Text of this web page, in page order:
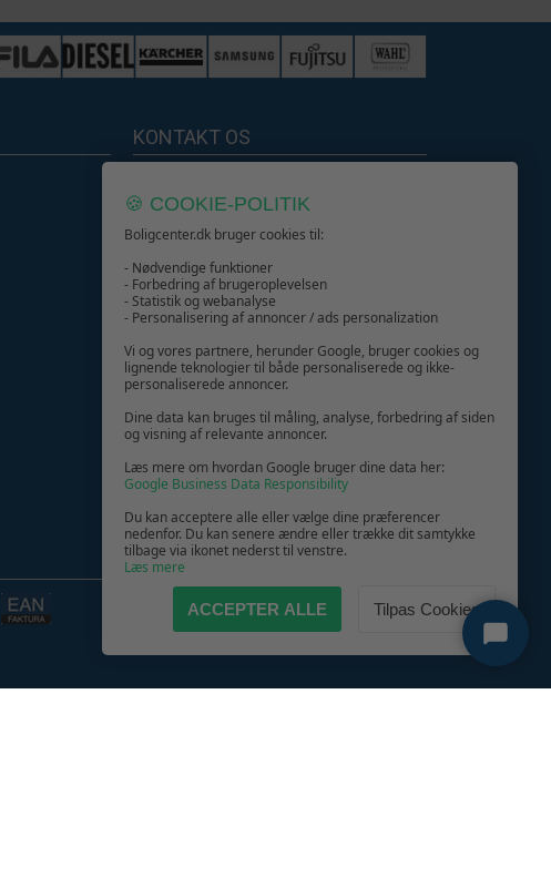
KONTAKT OS
GIV GLÆDE MED ET GAVEKORT!
🍪 COOKIE-POLITIK
Boligcenter.dk bruger cookies til:
- Nødvendige funktioner
- Forbedring af brugeroplevelsen
- Statistik og webanalyse
- Personalisering af annoncer / ads personalization
Vi og vores partnere, herunder Google, bruger cookies og
lignende teknologier til både personaliserede og ikke-
personaliserede annoncer.
Dine data kan bruges til måling, analyse, forbedring af siden
og visning af relevante annoncer.
Læs mere om hvordan Google bruger dine data her:
Google Business Data Responsibility
Du kan acceptere alle eller vælge dine præferencer
nedenfor. Du kan senere ændre eller trække dit samtykke
tilbage via ikonet nederst til venstre.
Læs mere
ACCEPTER ALLE Tilpas Cookies